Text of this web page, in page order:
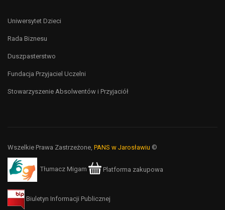
Uniwersytet Dzieci
Rada Biznesu
Duszpasterstwo
Fundacja Przyjaciel Uczelni
Stowarzyszenie Absolwentów i Przyjaciół
Wszelkie Prawa Zastrzeżone, PANS w Jarosławiu ©
Tłumacz Migam Platforma zakupowa
Biuletyn Informacji Publicznej